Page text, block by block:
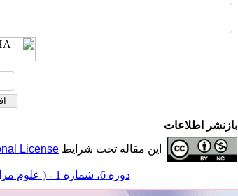
بازنشر اطلاعات
این مقاله تحت شرایط License
دوره 6، شماره 1 - ( علوم مراقبتی نظامی 1398 )